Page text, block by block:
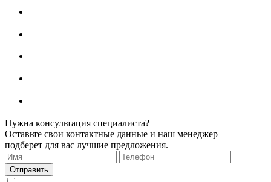
Нужна консультация специалиста?
Оставьте свои контактные данные и наш менеджер
подберет для вас лучшие предложения.